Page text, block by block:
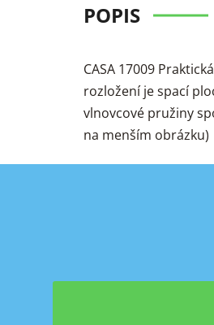
POPIS
CASA 17009
rozložení je spací
vlnovcové pružiny
na menším obrázku)